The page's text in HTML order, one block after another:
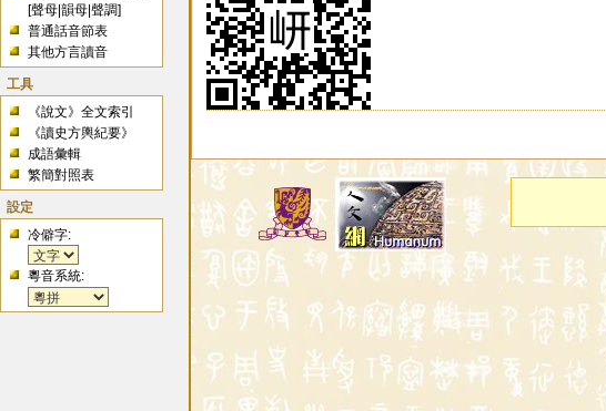
[聲母 |韻母 |聲調]
普通話音節表
其他方言讀音
工具
《說文》全文索引
《讀史方輿紀要》
成語彙輯
繁簡對照表
設定
冷僻字:
粵音系統: